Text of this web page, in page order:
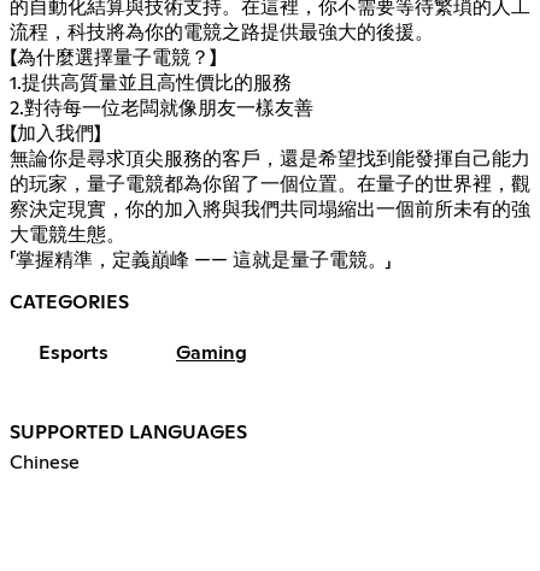
的自動化結算與技術支持。在這裡，你不需要等待繁瑣的人工
流程，科技將為你的電競之路提供最強大的後援。
【為什麼選擇量子電競？】
1.提供高質量並且高性價比的服務
2.對待每一位老闆就像朋友一樣友善
【加入我們】
無論你是尋求頂尖服務的客戶，還是希望找到能發揮自己能力
的玩家，量子電競都為你留了一個位置。在量子的世界裡，觀
察決定現實，你的加入將與我們共同塌縮出一個前所未有的強
大電競生態。
「掌握精準，定義巔峰 —— 這就是量子電競。」
CATEGORIES
Esports Gaming
SUPPORTED LANGUAGES
Chinese